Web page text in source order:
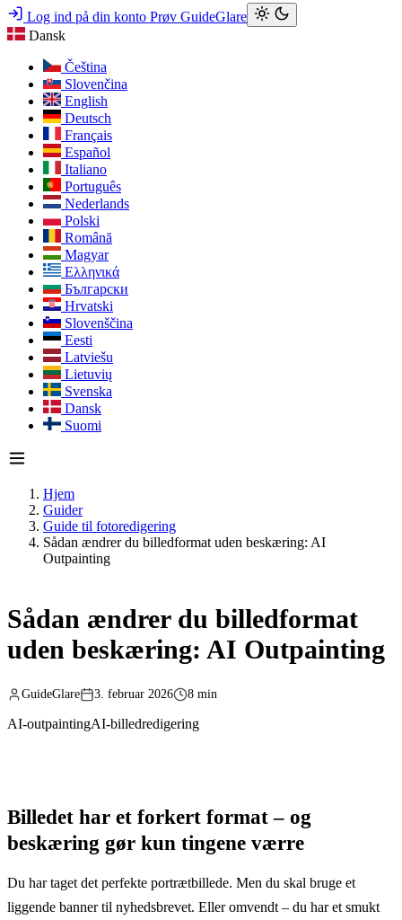
Log ind på din konto Prøv GuideGlare
Dansk
Čeština
Slovenčina
English
Deutsch
Français
Español
Italiano
Português
Nederlands
Polski
Română
Magyar
Ελληνικά
Български
Hrvatski
Slovenščina
Eesti
Latviešu
Lietuvių
Svenska
Dansk
Suomi
Hjem
Guider
Guide til fotoredigering
Sådan ændrer du billedformat uden beskæring: AI
Outpainting
Sådan ændrer du billedformat
uden beskæring: AI Outpainting
GuideGlare 3. februar 2026 8 min
AI-outpaintingAI-billedredigering
Billedet har et forkert format – og
beskæring gør kun tingene værre
Du har taget det perfekte portrætbillede. Men du skal bruge et
liggende banner til nyhedsbrevet. Eller omvendt – du har et smukt